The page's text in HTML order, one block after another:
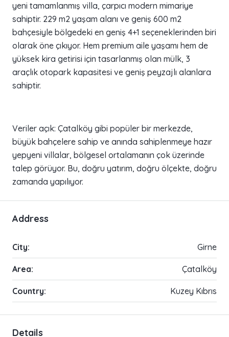
yeni tamamlanmış villa, çarpıcı modern mimariye
sahiptir. 229 m2 yaşam alanı ve geniş 600 m2
bahçesiyle bölgedeki en geniş 4+1 seçeneklerinden biri
olarak öne çıkıyor. Hem premium aile yaşamı hem de
yüksek kira getirisi için tasarlanmış olan mülk, 3
araçlık otopark kapasitesi ve geniş peyzajlı alanlara
sahiptir.
Veriler açık: Çatalköy gibi popüler bir merkezde,
büyük bahçelere sahip ve anında sahiplenmeye hazır
yepyeni villalar, bölgesel ortalamanın çok üzerinde
talep görüyor. Bu, doğru yatırım, doğru ölçekte, doğru
zamanda yapılıyor.
Address
City: Girne
Area: Çatalköy
Country: Kuzey Kıbrıs
Details